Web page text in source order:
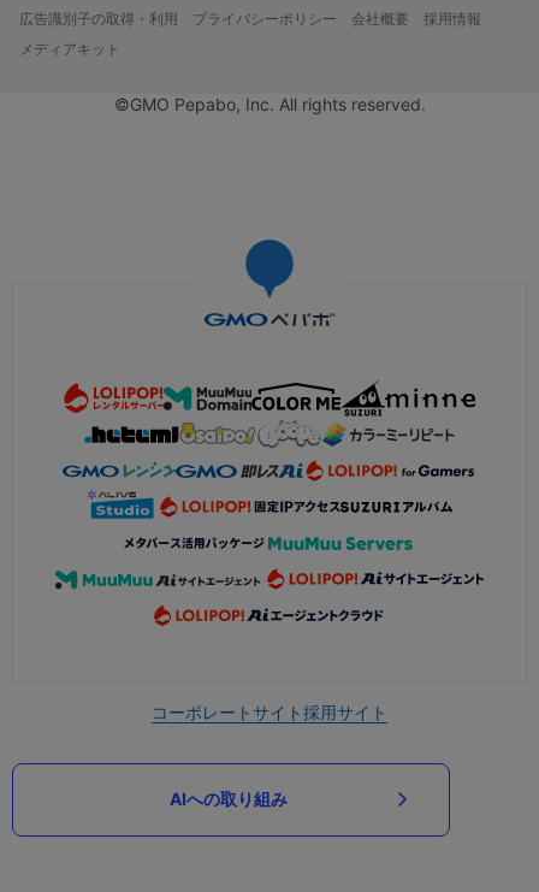
広告識別子の取得・利用
プライバシーポリシー 会社概要
採用情報
メディアキット
©GMO Pepabo, Inc. All rights reserved.
コーポレートサイト採用サイト
AIへの取り組み